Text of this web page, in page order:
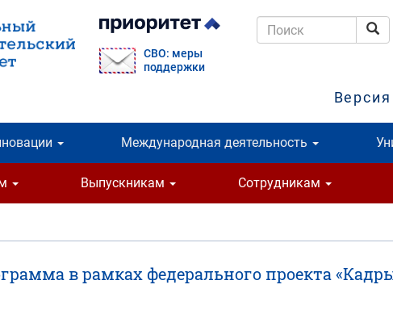
СВО: меры
поддержки
Международная деятельность
Выпускникам Сотрудникам
в рамках федерального проекта